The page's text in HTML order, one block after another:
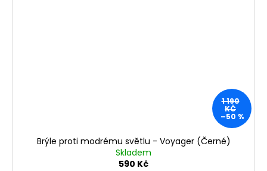
1 190
KČ
–50 %
Brýle proti modrému světlu - Voyager (Černé)
Skladem
590 Kč